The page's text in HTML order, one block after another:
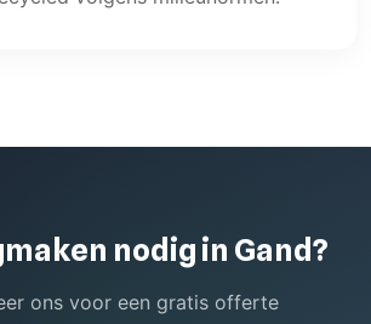
nodig in Gand?
ons voor een gratis offerte